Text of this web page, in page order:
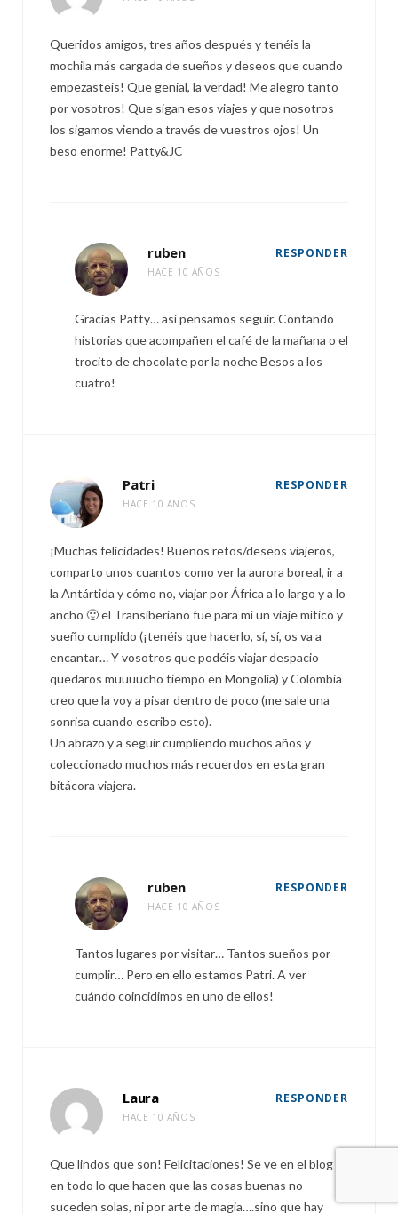
Queridos amigos, tres años después y tenéis la
mochila más cargada de sueños y deseos que cuando
empezasteis! Que genial, la verdad! Me alegro tanto
por vosotros! Que sigan esos viajes y que nosotros
los sigamos viendo a través de vuestros ojos! Un
beso enorme! Patty&JC
ruben
HACE 10 AÑOS
RESPONDER
Gracias Patty… así pensamos seguir. Contando
historias que acompañen el café de la mañana o el
trocito de chocolate por la noche Besos a los
cuatro!
Patri
HACE 10 AÑOS
RESPONDER
¡Muchas felicidades! Buenos retos/deseos viajeros,
comparto unos cuantos como ver la aurora boreal, ir a
la Antártida y cómo no, viajar por África a lo largo y a lo
ancho 🙂 el Transiberiano fue para mí un viaje mítico y
sueño cumplido (¡tenéis que hacerlo, sí, sí, os va a
encantar… Y vosotros que podéis viajar despacio
quedaros muuuucho tiempo en Mongolia) y Colombia
creo que la voy a pisar dentro de poco (me sale una
sonrisa cuando escribo esto).
Un abrazo y a seguir cumpliendo muchos años y
coleccionado muchos más recuerdos en esta gran
bitácora viajera.
ruben
HACE 10 AÑOS
RESPONDER
Tantos lugares por visitar… Tantos sueños por
cumplir… Pero en ello estamos Patri. A ver
cuándo coincidimos en uno de ellos!
Laura
HACE 10 AÑOS
RESPONDER
Que lindos que son! Felicitaciones! Se ve en el blog y
en todo lo que hacen que las cosas buenas no
suceden solas, ni por arte de magia….sino que hay